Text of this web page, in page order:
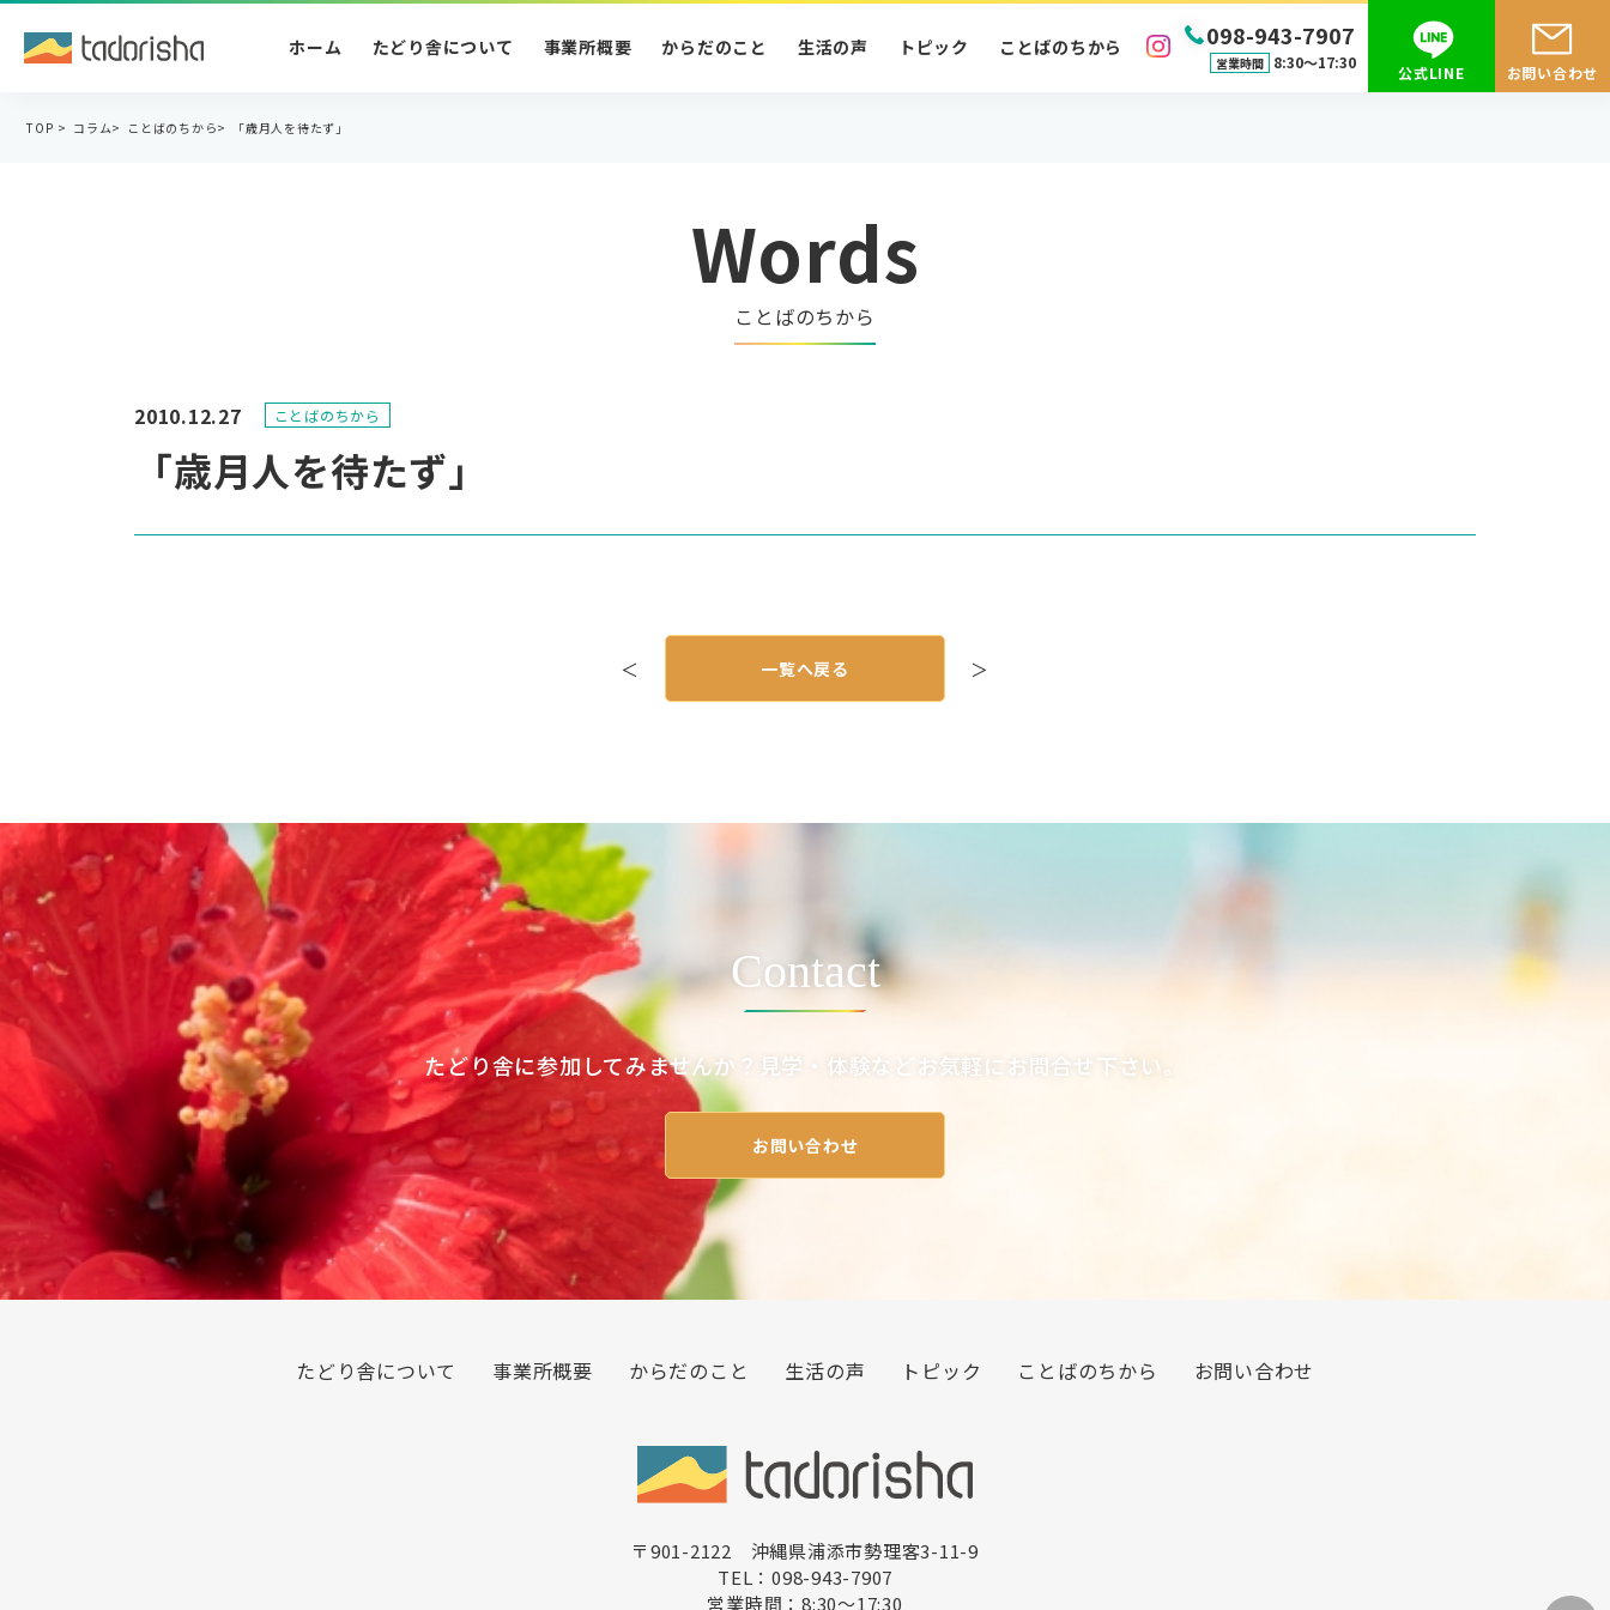
098-943-7907
営業時間 8:30〜17:30
ホーム たどり舎について 事業所概要 からだのこと 生活の声 トピック ことばのちから
公式LINE お問い合わせ
TOP > コラム> ことばのちから> 「歳月人を待たず」
Words
ことばのちから
「歳月人を待たず」
2010.12.27 ことばのちから
＜ ＞
一覧へ戻る
Contact
たどり舎に参加してみませんか？見学・体験などお気軽にお問合せ下さい。
お問い合わせ
たどり舎について 事業所概要 からだのこと 生活の声 トピック ことばのちから お問い合わせ
〒901-2122 沖縄県浦添市勢理客3-11-9
TEL：098-943-7907
営業時間：8:30〜17:30